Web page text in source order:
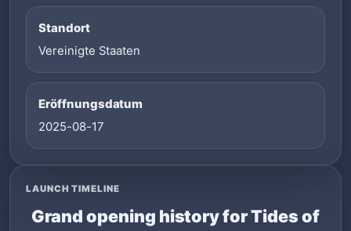
Standort
Vereinigte Staaten
Eröffnungsdatum
2025-08-17
LAUNCH TIMELINE
Grand opening history for Tides of